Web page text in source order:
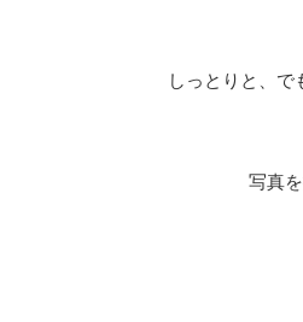
しっとりと、で
写真